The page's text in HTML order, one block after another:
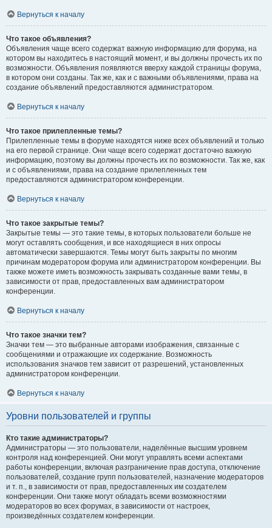
Вернуться к началу
Что такое объявления?
Объявления чаще всего содержат важную информацию для форума, на
котором вы находитесь в настоящий момент, и вы должны прочесть их по
возможности. Объявления появляются вверху каждой страницы форума,
в котором они созданы. Так же, как и с важными объявлениями, права на
создание объявлений предоставляются администратором.
Вернуться к началу
Что такое прилепленные темы?
Прилепленные темы в форуме находятся ниже всех объявлений и только
на его первой странице. Они чаще всего содержат достаточно важную
информацию, поэтому вы должны прочесть их по возможности. Так же, как
и с объявлениями, права на создание прилепленных тем
предоставляются администратором конференции.
Вернуться к началу
Что такое закрытые темы?
Закрытые темы — это такие темы, в которых пользователи больше не
могут оставлять сообщения, и все находящиеся в них опросы
автоматически завершаются. Темы могут быть закрыты по многим
причинам модератором форума или администратором конференции. Вы
также можете иметь возможность закрывать созданные вами темы, в
зависимости от прав, предоставленных вам администратором
конференции.
Вернуться к началу
Что такое значки тем?
Значки тем — это выбранные авторами изображения, связанные с
сообщениями и отражающие их содержание. Возможность
использования значков тем зависит от разрешений, установленных
администратором конференции.
Вернуться к началу
Уровни пользователей и группы
Кто такие администраторы?
Администраторы — это пользователи, наделённые высшим уровнем
контроля над конференцией. Они могут управлять всеми аспектами
работы конференции, включая разграничение прав доступа, отключение
пользователей, создание групп пользователей, назначение модераторов
и т. п., в зависимости от прав, предоставленных им создателем
конференции. Они также могут обладать всеми возможностями
модераторов во всех форумах, в зависимости от настроек,
произведённых создателем конференции.